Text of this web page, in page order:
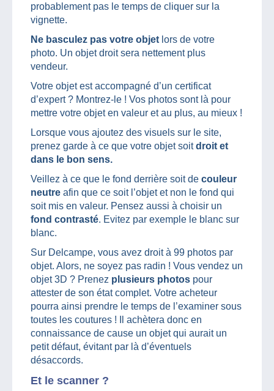
probablement pas le temps de cliquer sur la
vignette.
Ne basculez pas votre objet lors de votre
photo. Un objet droit sera nettement plus
vendeur.
Votre objet est accompagné d’un certificat
d’expert ? Montrez-le ! Vos photos sont là pour
mettre votre objet en valeur et au plus, au mieux !
Lorsque vous ajoutez des visuels sur le site,
prenez garde à ce que votre objet soitdroit et
dans le bon sens.
Veillez à ce que le fond derrière soit de couleur
neutre afin que ce soit l’objet et non le fond qui
soit mis en valeur. Pensez aussi à choisir un
fond contrasté. Evitez par exemple le blanc sur
blanc.
Sur Delcampe, vous avez droit à 99 photos par
objet. Alors, ne soyez pas radin ! Vous vendez un
objet 3D ? Prenez plusieurs photos pour
attester de son état complet. Votre acheteur
pourra ainsi prendre le temps de l’examiner sous
toutes les coutures ! Il achètera donc en
connaissance de cause un objet qui aurait un
petit défaut, évitant par là d’éventuels
désaccords.
Et le scanner ?